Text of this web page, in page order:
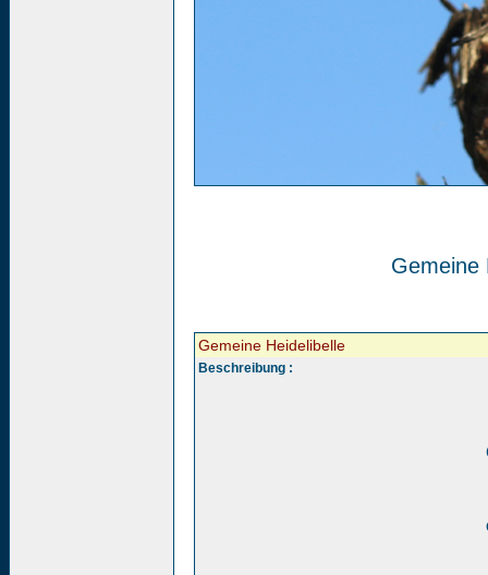
Gemeine
Gemeine Heidelibelle
Beschreibung :